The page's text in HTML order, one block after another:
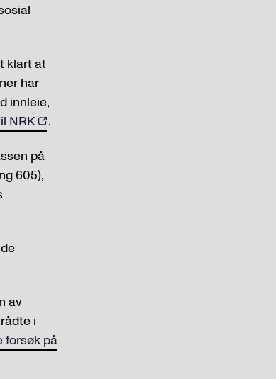
klart at
har
innleie,
NRK
.
på
605),
av
i
forsøk på